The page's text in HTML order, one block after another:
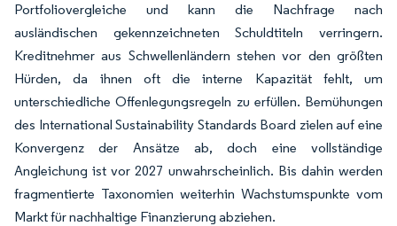
Portfoliovergleiche und kann die Nachfrage nach
ausländischen gekennzeichneten Schuldtiteln verringern.
Kreditnehmer aus Schwellenländern stehen vor den größten
Hürden, da ihnen oft die interne Kapazität fehlt, um
unterschiedliche Offenlegungsregeln zu erfüllen. Bemühungen
des International Sustainability Standards Board zielen auf eine
Konvergenz der Ansätze ab, doch eine vollständige
Angleichung ist vor 2027 unwahrscheinlich. Bis dahin werden
fragmentierte Taxonomien weiterhin Wachstumspunkte vom
Markt für nachhaltige Finanzierung abziehen.